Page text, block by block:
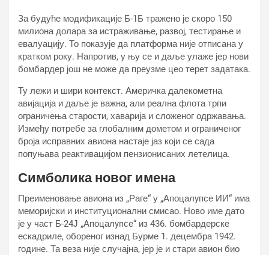
За будуће модификације Б-1Б тражено је скоро 150
милиона долара за истраживање, развој, тестирање и
евалуацију. То показује да платформа није отписана у
кратком року. Напротив, у њу се и даље улаже јер нови
бомбардер још не може да преузме цео терет задатака.
Ту лежи и шири контекст. Америчка далекометна
авијација и даље је важна, али реална флота трпи
ограничења старости, хаварија и сложеног одржавања.
Између потребе за глобалним дометом и ограниченог
броја исправних авиона настаје јаз који се сада
попуњава реактивацијом пензионисаних летелица.
Симболика новог имена
Преименовање авиона из „Раге“ у „Апоцалyпсе ИИ“ има
меморијски и институционални смисао. Ново име дато
је у част Б-24Ј „Апоцалyпсе“ из 436. бомбардерске
ескадриле, обореног изнад Бурме 1. децембра 1942.
године. Та веза није случајна, јер је и стари авион био